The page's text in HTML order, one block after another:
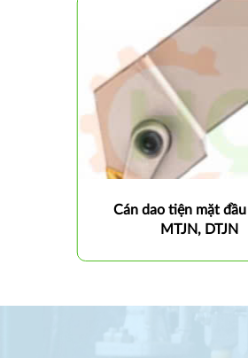
Cán dao tiện mặt
MTJN, DTJN